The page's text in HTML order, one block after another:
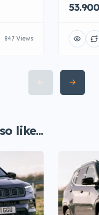
847 Views
like...